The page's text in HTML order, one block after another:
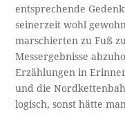
entsprechende
seinerzeit wohl
marschierten zu Fuß
Messergebnisse
Erzählungen in
und die
logisch, sonst hätte